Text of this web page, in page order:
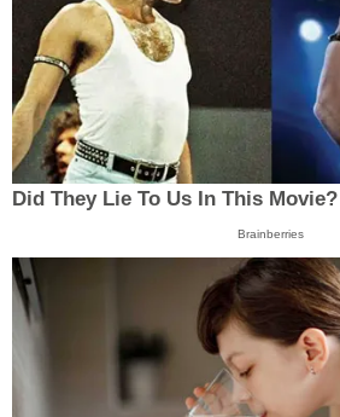
Did They Lie To Us In This Movie?
Brainberries